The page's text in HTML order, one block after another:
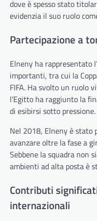
dove è spesso stato
evidenzia il suo ruolo
Partecipazione a
Elneny ha rappresentato
importanti, tra cui la
FIFA. Ha svolto un ruolo
l’Egitto ha raggiunto la
di esibirsi sotto pressione.
Nel 2018, Elneny è stato
avanzare oltre la fase a
Sebbene la squadra non
ambienti ad alta posta è
Contributi
internazionali